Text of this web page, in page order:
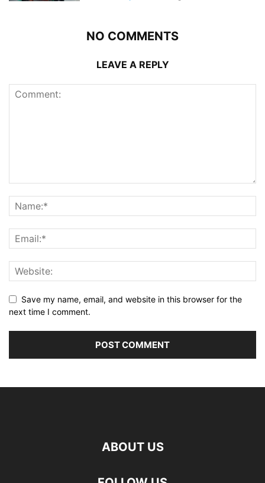
NO COMMENTS
LEAVE A REPLY
Save my name, email, and website in this browser for the
next time I comment.
ABOUT US